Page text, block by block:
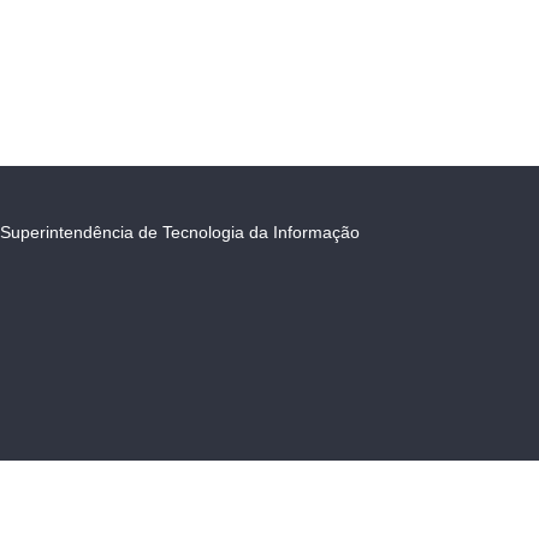
Superintendência de Tecnologia da Informação